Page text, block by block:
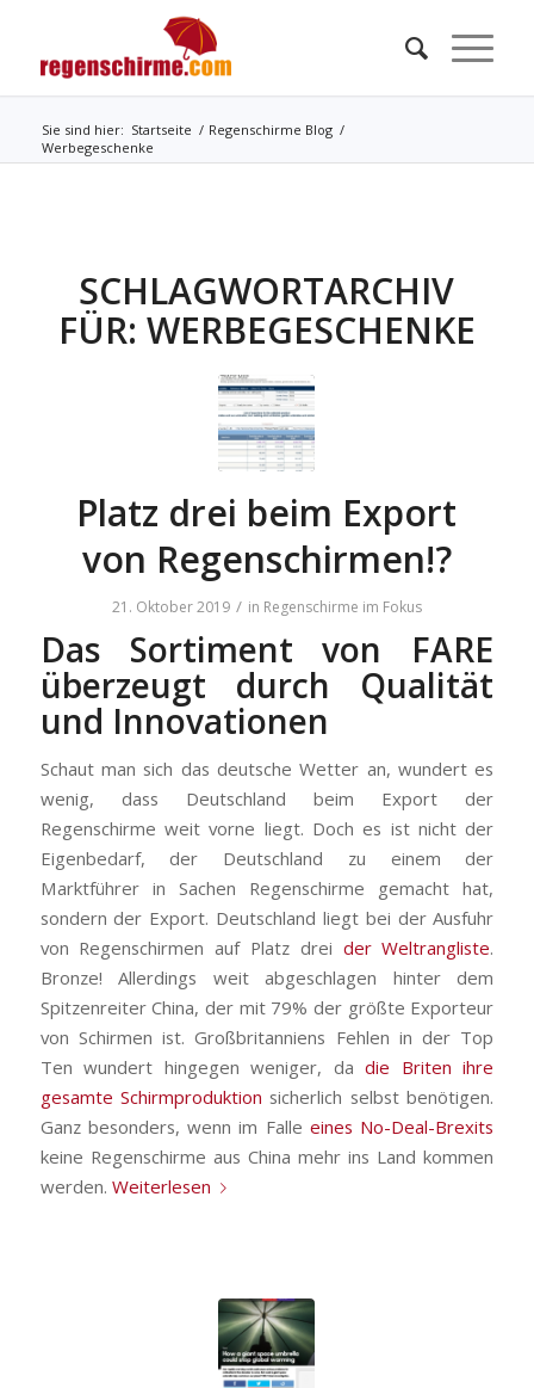
Sie sind hier: Startseite / Regenschirme Blog /
Werbegeschenke
SCHLAGWORTARCHIV
FÜR: WERBEGESCHENKE
Platz drei beim Export
von Regenschirmen!?
21. Oktober 2019 / in Regenschirme im Fokus
Das Sortiment von FARE
überzeugt durch Qualität
und Innovationen
Schaut man sich das deutsche Wetter an, wundert es
wenig, dass Deutschland beim Export der
Regenschirme weit vorne liegt. Doch es ist nicht der
Eigenbedarf, der Deutschland zu einem der
Marktführer in Sachen Regenschirme gemacht hat,
sondern der Export. Deutschland liegt bei der Ausfuhr
von Regenschirmen auf Platz drei der Weltrangliste.
Bronze! Allerdings weit abgeschlagen hinter dem
Spitzenreiter China, der mit 79% der größte Exporteur
von Schirmen ist. Großbritanniens Fehlen in der Top
Ten wundert hingegen weniger, dadie Briten ihre
gesamte Schirmproduktion sicherlich selbst benötigen.
Ganz besonders, wenn im Falleeines No-Deal-Brexits
keine Regenschirme aus China mehr ins Land kommen
werden. Weiterlesen